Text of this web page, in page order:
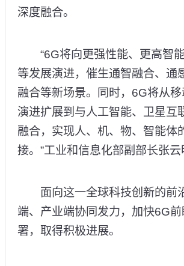
深度融合。
“6G将向更强性能、更高智
等发展演进，催生通智融合、通
融合等新场景。同时，6G将从
演进扩展到与人工智能、卫星互
融合，实现人、机、物、智能体
接。”工业和信息化部副部长张云
面向这一全球科技创新的前
端、产业端协同发力，加快6G
署，取得积极进展。